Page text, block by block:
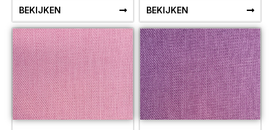
BEKIJKEN BEKIJKEN